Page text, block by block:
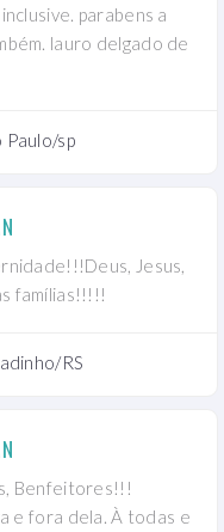
parabens a
lauro delgado de
Paulo/sp
Jesus,
famílias!!!!!
RS
Benfeitores!!!
e fora dela. À todas e